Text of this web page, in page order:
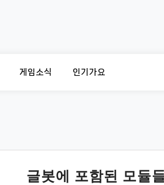
게임소식 인기가요
글봇에 포함된 모듈